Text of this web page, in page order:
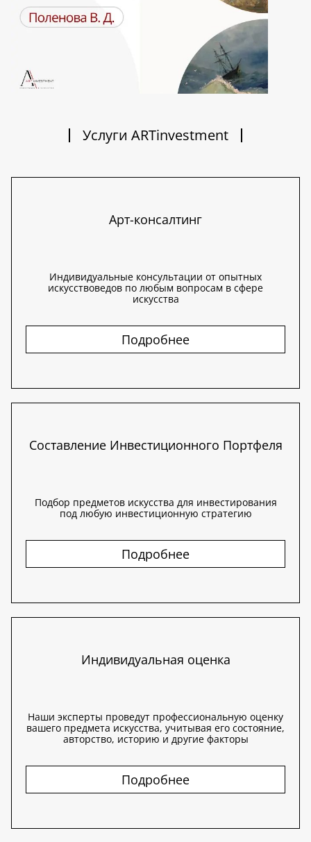
Услуги ARTinvestment
Арт-консалтинг
Индивидуальные консультации от опытных
искусствоведов по любым вопросам в сфере
искусства
Подробнее
Составление Инвестиционного Портфеля
Подбор предметов искусства для инвестирования
под любую инвестиционную стратегию
Подробнее
Индивидуальная оценка
Наши эксперты проведут профессиональную оценку
вашего предмета искусства, учитывая его состояние,
авторство, историю и другие факторы
Подробнее